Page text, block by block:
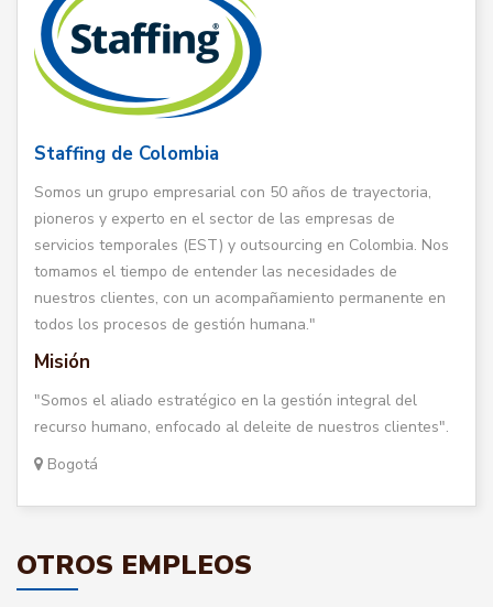
Staffing de Colombia
Somos un grupo empresarial con 50 años de trayectoria,
pioneros y experto en el sector de las empresas de
servicios temporales (EST) y outsourcing en Colombia. Nos
tomamos el tiempo de entender las necesidades de
nuestros clientes, con un acompañamiento permanente en
todos los procesos de gestión humana."
Misión
"Somos el aliado estratégico en la gestión integral del
recurso humano, enfocado al deleite de nuestros clientes".
Bogotá
OTROS EMPLEOS